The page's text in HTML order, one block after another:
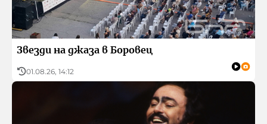
Звезди на джаза в Боровец
01.08.26, 14:12